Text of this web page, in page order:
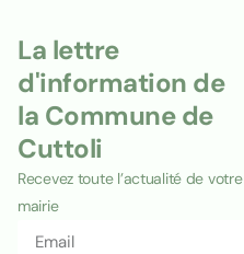
La lettre
d'information de
la Commune de
Cuttoli
Recevez toute l’actualité de votre
mairie